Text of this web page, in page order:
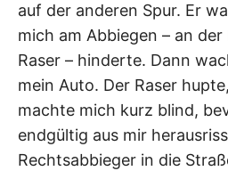
auf der anderen Spur. Er
mich am Abbiegen – an
Raser – hinderte. Dann
mein Auto. Der Raser
machte mich kurz blind,
endgültig aus mir
Rechtsabbieger in die